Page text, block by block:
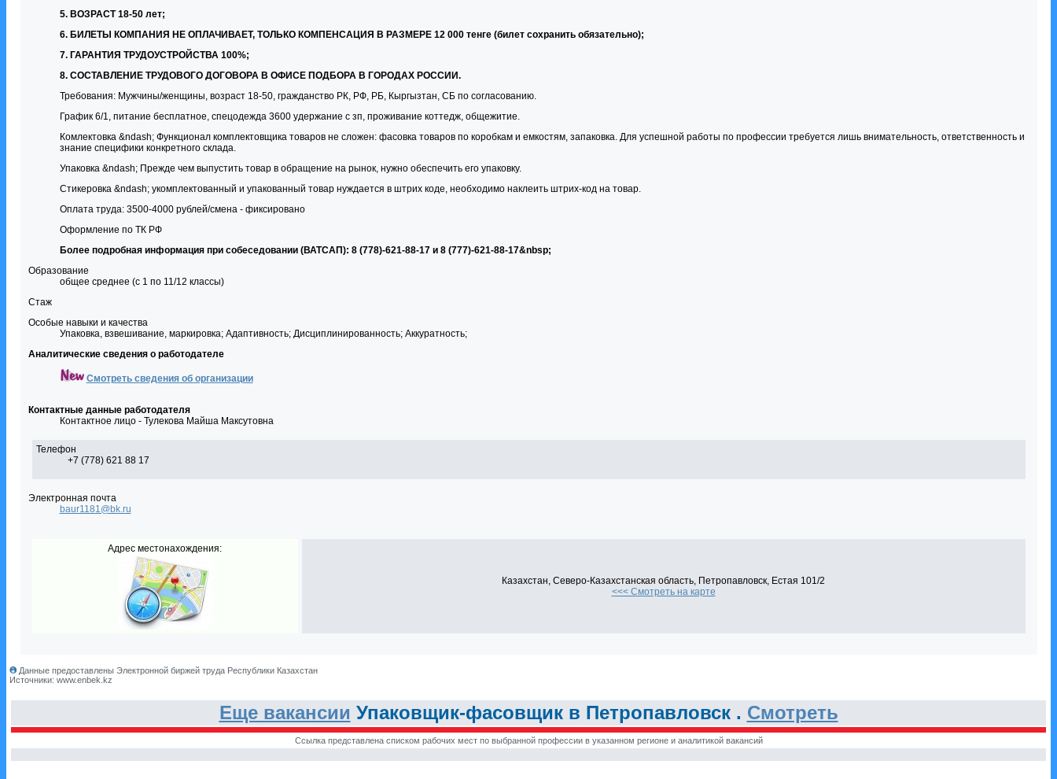
5. ВОЗРАСТ 18-50 лет;
6. БИЛЕТЫ КОМПАНИЯ НЕ ОПЛАЧИВАЕТ, ТОЛЬКО КОМПЕНСАЦИЯ В РАЗМЕРЕ 12 000 тенге (билет сохранить обязательно);
7. ГАРАНТИЯ ТРУДОУСТРОЙСТВА 100%;
8. СОСТАВЛЕНИЕ ТРУДОВОГО ДОГОВОРА В ОФИСЕ ПОДБОРА В ГОРОДАХ РОССИИ.
Требования: Мужчины/женщины, возраст 18-50, гражданство РК, РФ, РБ, Кыргызтан, СБ по согласованию.
График 6/1, питание бесплатное, спецодежда 3600 удержание с зп, проживание коттедж, общежитие.
Комлектовка &ndash; Функционал комплектовщика товаров не сложен: фасовка товаров по коробкам и емкостям, запаковка. Для успешной работы по профессии требуется лишь внимательность, ответственность и
знание специфики конкретного склада.
Упаковка &ndash; Прежде чем выпустить товар в обращение на рынок, нужно обеспечить его упаковку.
Стикеровка &ndash; укомплектованный и упакованный товар нуждается в штрих коде, необходимо наклеить штрих-код на товар.
Оплата труда: 3500-4000 рублей/смена - фиксировано
Оформление по ТК РФ
Более подробная информация при собеседовании (ВАТСАП): 8 (778)-621-88-17 и 8 (777)-621-88-17&nbsp;
Образование
общее среднее (с 1 по 11/12 классы)
Стаж
Особые навыки и качества
Упаковка, взвешивание, маркировка; Адаптивность; Дисциплинированность; Аккуратность;
Аналитические сведения о работодателе
Смотреть сведения об организации
Контактные данные работодателя
Контактное лицо - Тулекова Майша Максутовна
Телефон
+7 (778) 621 88 17
Электронная почта
baur1181@bk.ru
Адрес местонахождения:
Казахстан, Северо-Казахстанская область, Петропавловск, Естая 101/2
<<< Смотреть на карте
Данные предоставлены Электронной биржей труда Республики Казахстан
Источники: www.enbek.kz
Еще вакансии Упаковщик-фасовщик в Петропавловск . Смотреть
Ссылка представлена списком рабочих мест по выбранной профессии в указанном регионе и аналитикой вакансий